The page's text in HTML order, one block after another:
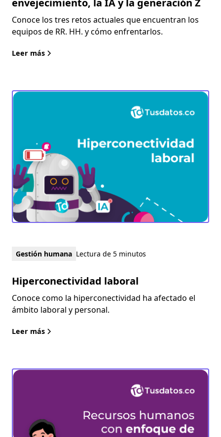
Conoce los tres retos actuales que encuentran los
equipos de RR. HH. y cómo enfrentarlos.
Leer más
Gestión humana Lectura de 5 minutos
Hiperconectividad laboral
Conoce como la hiperconectividad ha afectado el
ámbito laboral y personal.
Leer más